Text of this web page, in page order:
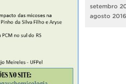
setembro
agosto 2016